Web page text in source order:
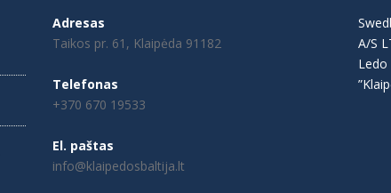
Adresas
Taikos pr. 61, Klaipėda 91182
Telefonas
+370 670 19533
El. paštas
info@klaipedosbaltija.lt
A/S